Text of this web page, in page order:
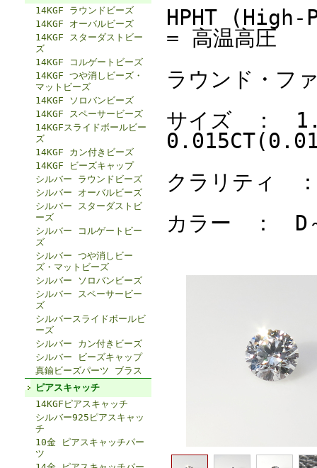
14KGF ラウンドビーズ
14KGF オーバルビーズ
14KGF スターダストビー
ズ
14KGF コルゲートビーズ
14KGF つや消しビーズ・
マットビーズ
14KGF ソロバンビーズ
14KGF スペーサービーズ
14KGFスライドボールビー
ズ
14KGF カン付きビーズ
14KGF ビーズキャップ
シルバー ラウンドビーズ
シルバー オーバルビーズ
シルバー スターダストビ
ーズ
シルバー コルゲートビー
ズ
シルバー つや消しビー
ズ・マットビーズ
シルバー ソロバンビーズ
シルバー スペーサービー
ズ
シルバースライドボールビ
ーズ
シルバー カン付きビーズ
シルバー ビーズキャップ
真鍮ビーズパーツ ブラス
ピアスキャッチ
14KGFピアスキャッチ
シルバー925ピアスキャッ
チ
10金 ピアスキャッチパー
ツ
HPHT
= 高温高圧
ラウンド・フ
サイズ ：
クラリティ
カラー ： D